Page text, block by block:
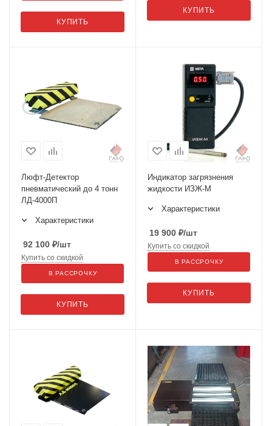
КУПИТЬ
КУПИТЬ
Люфт-Детектор
пневматический до 4 тонн
ЛД-4000П
Характеристики
92 100 ₽/шт
КУПИТЬ
Купить со скидкой
В РАССРОЧКУ
Индикатор загрязнения
жидкости ИЗЖ-М
Характеристики
19 900 ₽/шт
КУПИТЬ
Купить со скидкой
В РАССРОЧКУ